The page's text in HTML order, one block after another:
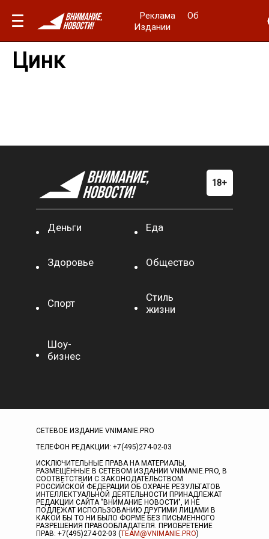
Реклама
Об
Издании
Цинк
Деньги Еда
Здоровье Общество
Спорт
Стиль
жизни
Шоу-
бизнес
СЕТЕВОЕ ИЗДАНИЕ VNIMANIE.PRO
ТЕЛЕФОН РЕДАКЦИИ: +7(495)274-02-03
ИСКЛЮЧИТЕЛЬНЫЕ ПРАВА НА МАТЕРИАЛЫ,
РАЗМЕЩЁННЫЕ В СЕТЕВОМ ИЗДАНИИ VNIMANIE.PRO, В
СООТВЕТСТВИИ С ЗАКОНОДАТЕЛЬСТВОМ
РОССИЙСКОЙ ФЕДЕРАЦИИ ОБ ОХРАНЕ РЕЗУЛЬТАТОВ
ИНТЕЛЛЕКТУАЛЬНОЙ ДЕЯТЕЛЬНОСТИ ПРИНАДЛЕЖАТ
РЕДАКЦИИ САЙТА "ВНИМАНИЕ НОВОСТИ", И НЕ
ПОДЛЕЖАТ ИСПОЛЬЗОВАНИЮ ДРУГИМИ ЛИЦАМИ В
КАКОЙ БЫ ТО НИ БЫЛО ФОРМЕ БЕЗ ПИСЬМЕННОГО
РАЗРЕШЕНИЯ ПРАВООБЛАДАТЕЛЯ. ПРИОБРЕТЕНИЕ
ПРАВ: +7(495)274-02-03 (TEAM@VNIMANIE.PRO)